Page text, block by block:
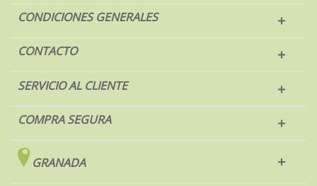
CONDICIONES GENERALES
CONTACTO
SERVICIO AL CLIENTE
COMPRA SEGURA
GRANADA